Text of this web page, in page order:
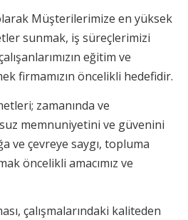
Müşterilerimize en yüksek
sunmak, iş süreçlerimizi
eğitim ve
firmamızın öncelikli hedefidir.
zamanında ve
memnuniyetini ve güvenini
ve çevreye saygı, topluma
öncelikli amacımız ve
çalışmalarındaki kaliteden